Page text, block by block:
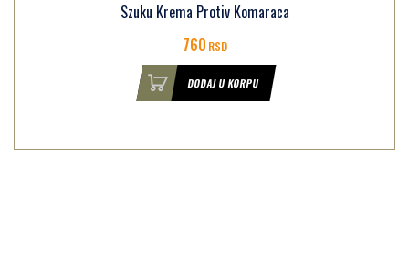
Szuku Krema Protiv Komaraca
760RSD
DODAJ U KORPU